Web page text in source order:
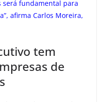
será fundamental para
afirma Carlos Moreira,
tem
de